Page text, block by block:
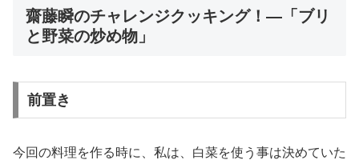
齋藤瞬のチャレンジクッキング！―「ブリ
と野菜の炒め物」
前置き
今回の料理を作る時に、私は、白菜を使う事は決めていた